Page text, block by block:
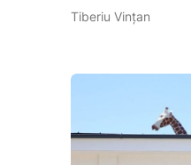
Tiberiu Vințan